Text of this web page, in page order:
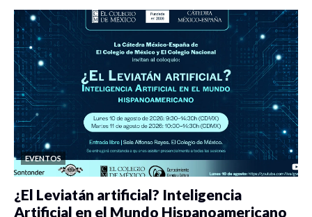
EVENTOS
¿El Leviatán artificial? Inteligencia
Artificial en el Mundo Hispanoamericano